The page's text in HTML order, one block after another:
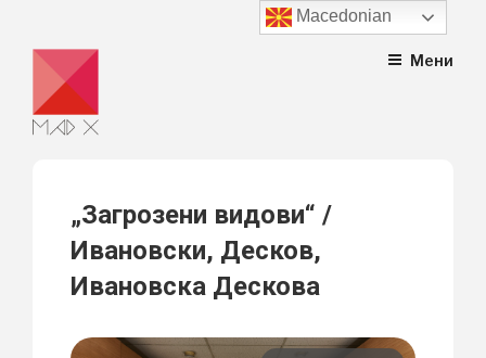
content
Мени
„Загрозени видови“ /
Ивановски, Десков,
Ивановска Дескова
Macedonian